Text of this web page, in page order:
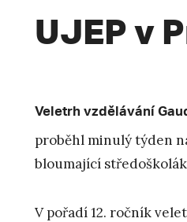
UJEP v
Veletrh vzdělávání
proběhl minulý týden
bloumající
V pořadí 12. ročník